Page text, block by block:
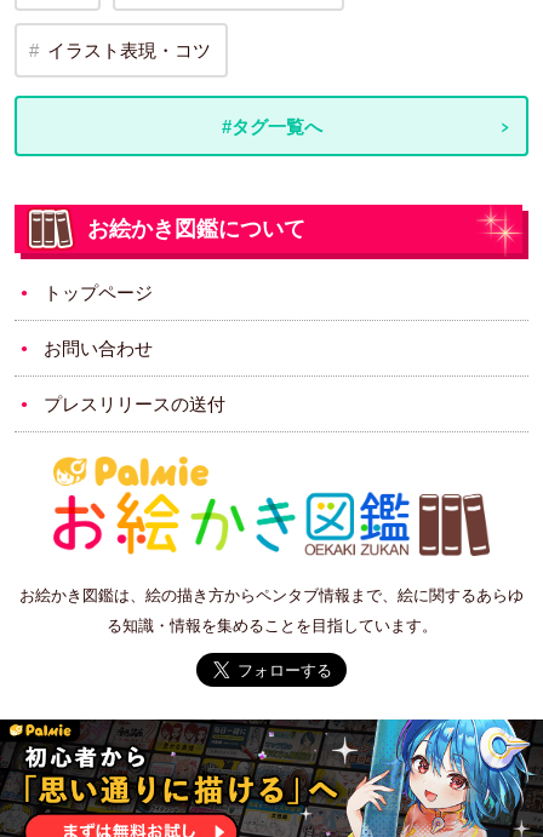
イラスト表現・コツ
#タグ一覧へ
お絵かき図鑑について
トップページ
お問い合わせ
プレスリリースの送付
お絵かき図鑑は、絵の描き方からペンタブ情報まで、絵に関するあらゆ
る知識・情報を集めることを目指しています。